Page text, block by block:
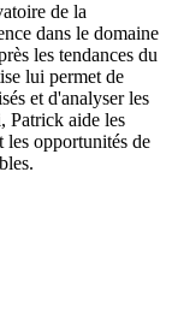
de la
dans le domaine
les tendances du
lui permet de
et d'analyser les
Patrick aide les
les opportunités de